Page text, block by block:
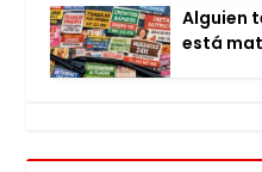
Alguien
está